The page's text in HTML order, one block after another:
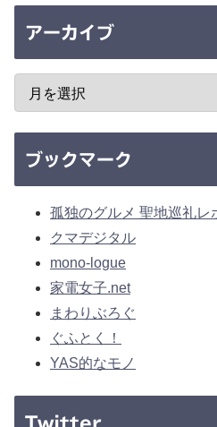
アーカイブ
ブックマーク
孤独のグルメ 聖地巡礼レ
クマデジタル
mono-logue
家電女子.net
まわりぶろぐ
ぐふとく！
YAS的なモノ
Twitter